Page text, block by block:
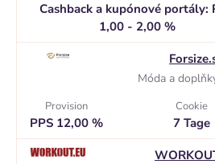
Cashback a kupónové portály:
1,00 - 2,00 %
Móda a
Provision
PPS 12,00 %
Cookie
7 Tage